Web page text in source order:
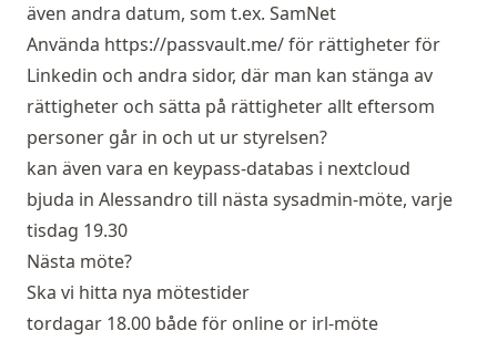
även andra datum, som t.ex. SamNet
Använda https://passvault.me/för rättigheter för
Linkedin och andra sidor, där man kan stänga av
rättigheter och sätta på rättigheter allt eftersom
personer går in och ut ur styrelsen?
kan även vara en keypass-databas i nextcloud
bjuda in Alessandro till nästa sysadmin-möte, varje
tisdag 19.30
Nästa möte?
Ska vi hitta nya mötestider
tordagar 18.00 både för online or irl-möte